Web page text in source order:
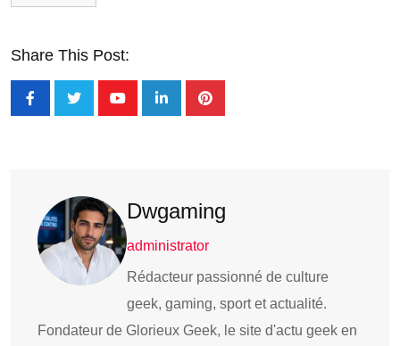
Share This Post:
Dwgaming
administrator
Rédacteur passionné de culture
geek, gaming, sport et actualité.
Fondateur de Glorieux Geek, le site d'actu geek en